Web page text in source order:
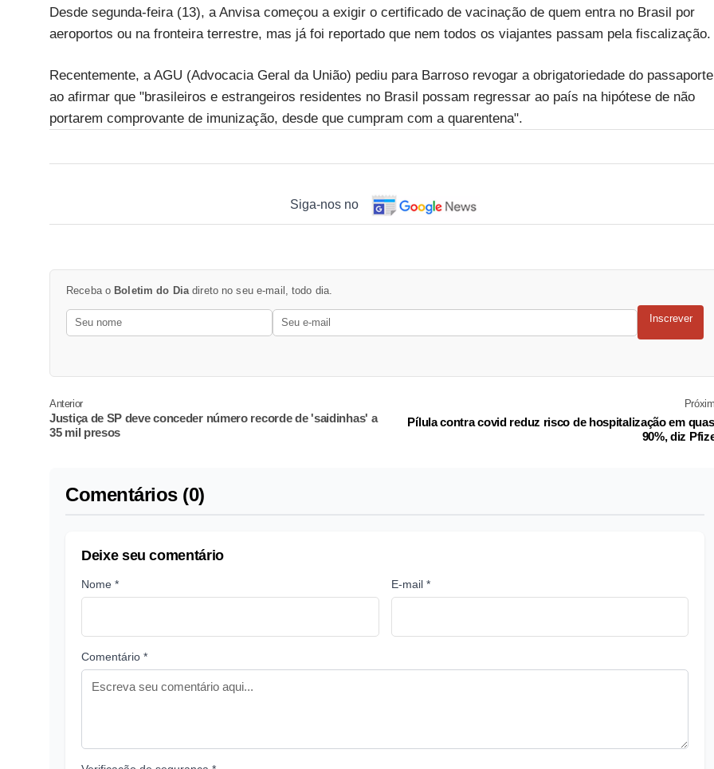
Desde segunda-feira (13), a Anvisa começou a exigir o certificado de vacinação de quem entra no Brasil por
aeroportos ou na fronteira terrestre, mas já foi reportado que nem todos os viajantes passam pela fiscalização.
Recentemente, a AGU (Advocacia Geral da União) pediu para Barroso revogar a obrigatoriedade do passaporte
ao afirmar que "brasileiros e estrangeiros residentes no Brasil possam regressar ao país na hipótese de não
portarem comprovante de imunização, desde que cumpram com a quarentena".
Siga-nos no
Receba o Boletim do Dia direto no seu e-mail, todo dia.
Inscrever
Anterior
Justiça de SP deve conceder número recorde de 'saidinhas' a
35 mil presos
Pílula contra covid reduz risco de hospitalização em
90%, diz
Comentários (0)
Deixe seu comentário
Nome * E-mail *
Comentário *